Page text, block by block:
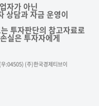
자가 아닌
상담과 자금 운영이
투자판단의 참고자료로
실은 투자자에게
:04505) (주)한국경제티브이